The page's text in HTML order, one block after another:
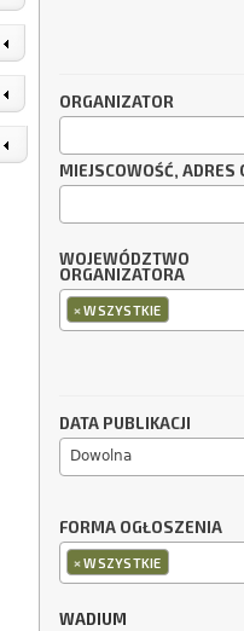
ORGANIZATOR
MIEJSCOWOŚĆ, ADRES
WOJEWÓDZTWO
ORGANIZATORA
×WSZYSTKIE
DATA PUBLIKACJI
Dowolna
FORMA OGŁOSZENIA
×WSZYSTKIE
WADIUM